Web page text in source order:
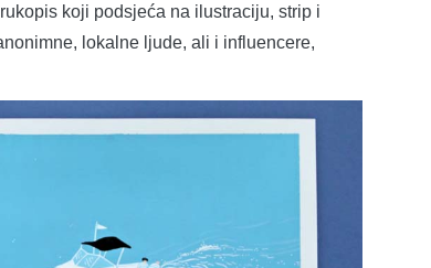
koji podsjeća na ilustraciju, strip i
lokalne ljude, ali i influencere,